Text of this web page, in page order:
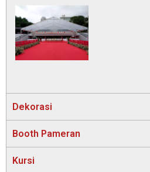
Dekorasi
Booth Pameran
Kursi